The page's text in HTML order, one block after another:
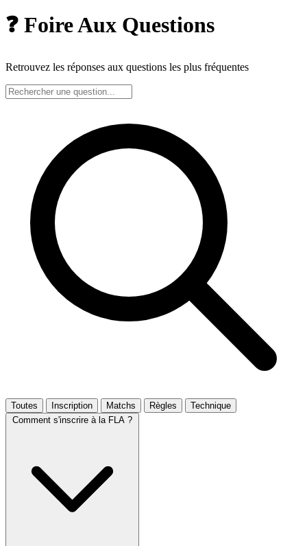
❓ Foire Aux Questions
Retrouvez les réponses aux questions les plus fréquentes
Toutes Inscription Matchs Règles
Technique
Comment s'inscrire à la FLA ?